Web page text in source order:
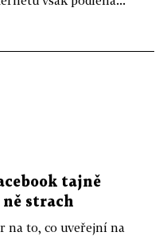
tajně
ně strach
na to, co uveřejní na